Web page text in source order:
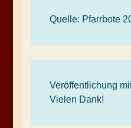
Quelle: Pfarrbote
Veröffentlichung
Vielen Dank!